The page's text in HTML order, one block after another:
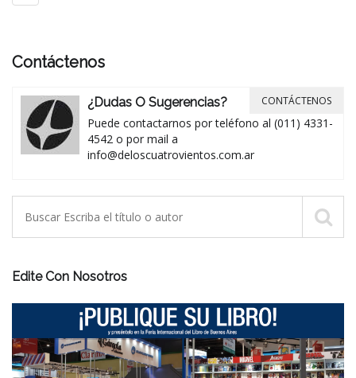
Contáctenos
¿Dudas O Sugerencias?
Puede contactarnos por teléfono al (011) 4331-
4542 o por mail a
info@deloscuatrovientos.com.ar
CONTÁCTENOS
Edite Con Nosotros